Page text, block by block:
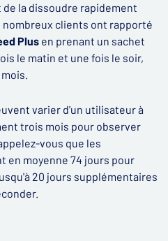
la dissoudre rapidement
nombreux clients ont rapporté
Plus en prenant un sachet
le matin et une fois le soir,
varier d'un utilisateur à
trois mois pour observer
vous que les
en moyenne 74 jours pour
20 jours supplémentaires